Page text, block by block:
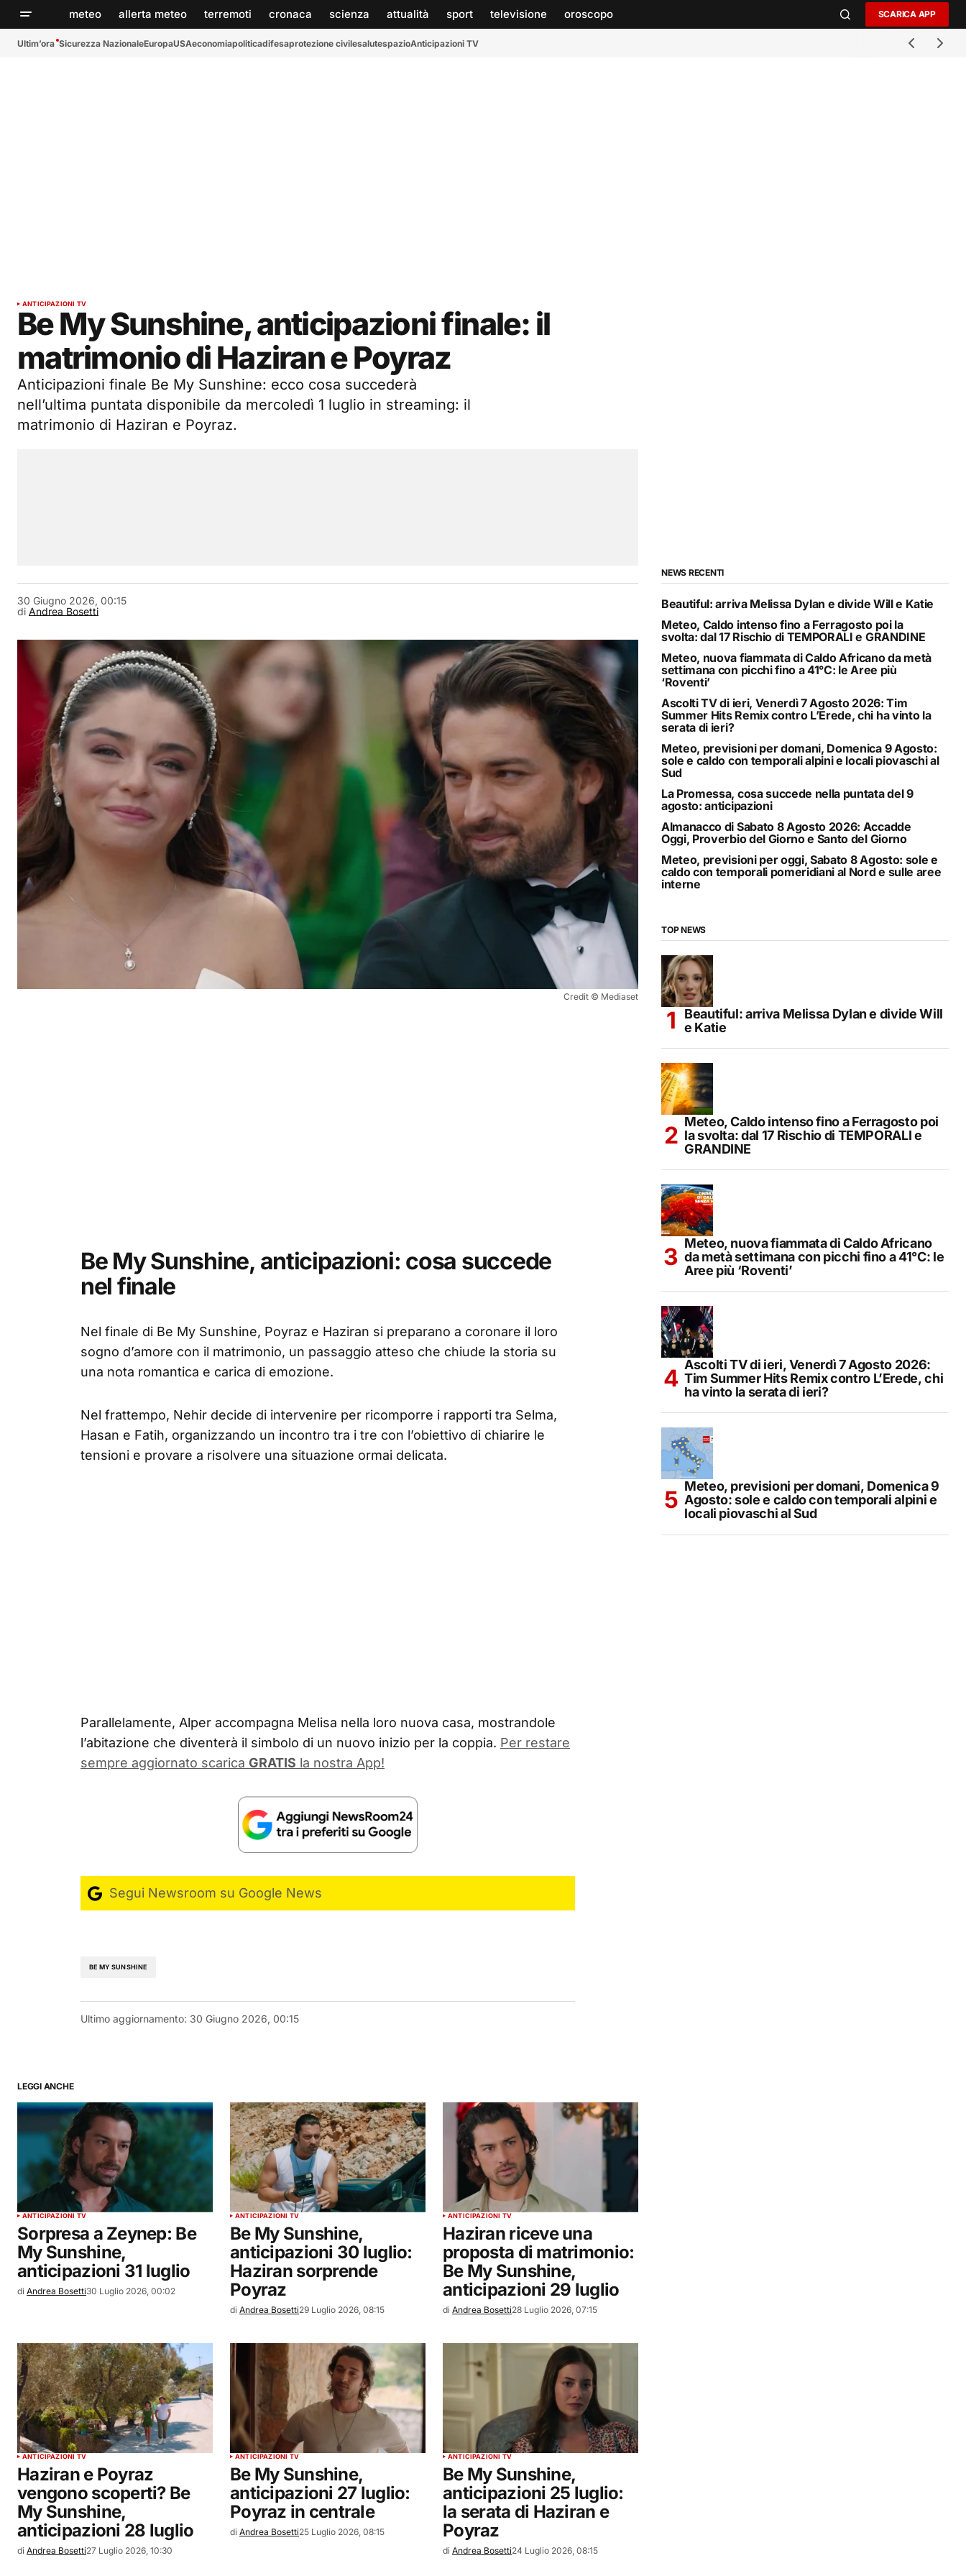
meteo allerta meteo terremoti cronaca scienza attualità sport televisione oroscopo SCARICA APP
Ultim’ora Sicurezza NazionaleEuropaUSAeconomiapoliticadifesaprotezione civilesalutespazioAnticipazioni TV
ANTICIPAZIONI TV
Be My Sunshine, anticipazioni finale: il
matrimonio di Haziran e Poyraz
Anticipazioni finale Be My Sunshine: ecco cosa succederà
nell’ultima puntata disponibile da mercoledì 1 luglio in streaming: il
matrimonio di Haziran e Poyraz.
di Andrea Bosetti
30 Giugno 2026, 00:15
Credit © Mediaset
Be My Sunshine, anticipazioni: cosa succede
nel finale
Nel finale di Be My Sunshine, Poyraz e Haziran si preparano a coronare il loro
sogno d’amore con il matrimonio, un passaggio atteso che chiude la storia su
una nota romantica e carica di emozione.
Nel frattempo, Nehir decide di intervenire per ricomporre i rapporti tra Selma,
Hasan e Fatih, organizzando un incontro tra i tre con l’obiettivo di chiarire le
tensioni e provare a risolvere una situazione ormai delicata.
Parallelamente, Alper accompagna Melisa nella loro nuova casa, mostrandole
l’abitazione che diventerà il simbolo di un nuovo inizio per la coppia. Per restare
sempre aggiornato scarica GRATIS la nostra App!
Segui Newsroom su Google News
BE MY SUNSHINE
Ultimo aggiornamento: 30 Giugno 2026, 00:15
LEGGI ANCHE
ANTICIPAZIONI TV
Sorpresa a Zeynep: Be
My Sunshine,
anticipazioni 31 luglio
di Andrea Bosetti30 Luglio 2026, 00:02
ANTICIPAZIONI TV
Be My Sunshine,
anticipazioni 30 luglio:
Haziran sorprende
Poyraz
di Andrea Bosetti29 Luglio 2026, 08:15
ANTICIPAZIONI TV
Haziran riceve una
proposta di matrimonio:
Be My Sunshine,
anticipazioni 29 luglio
di Andrea Bosetti28 Luglio 2026, 07:15
ANTICIPAZIONI TV
Haziran e Poyraz
vengono scoperti? Be
My Sunshine,
anticipazioni 28 luglio
di Andrea Bosetti27 Luglio 2026, 10:30
ANTICIPAZIONI TV
Be My Sunshine,
anticipazioni 27 luglio:
Poyraz in centrale
di Andrea Bosetti25 Luglio 2026, 08:15
ANTICIPAZIONI TV
Be My Sunshine,
anticipazioni 25 luglio:
la serata di Haziran e
Poyraz
di Andrea Bosetti24 Luglio 2026, 08:15
NEWS RECENTI
Beautiful: arriva Melissa Dylan e divide Will e Katie
Meteo, Caldo intenso fino a Ferragosto poi la
svolta: dal 17 Rischio di TEMPORALI e GRANDINE
Meteo, nuova fiammata di Caldo Africano da metà
settimana con picchi fino a 41°C: le Aree più
‘Roventi’
Ascolti TV di ieri, Venerdì 7 Agosto 2026: Tim
Summer Hits Remix contro L’Erede, chi ha vinto la
serata di ieri?
Meteo, previsioni per domani, Domenica 9 Agosto:
sole e caldo con temporali alpini e locali piovaschi al
Sud
La Promessa, cosa succede nella puntata del 9
agosto: anticipazioni
Almanacco di Sabato 8 Agosto 2026: Accadde
Oggi, Proverbio del Giorno e Santo del Giorno
Meteo, previsioni per oggi, Sabato 8 Agosto: sole e
caldo con temporali pomeridiani al Nord e sulle aree
interne
TOP NEWS
Beautiful: arriva Melissa Dylan e divide Will
e Katie
Meteo, Caldo intenso fino a Ferragosto poi
la svolta: dal 17 Rischio di TEMPORALI e
GRANDINE
Meteo, nuova fiammata di Caldo Africano
da metà settimana con picchi fino a 41°C: le
Aree più ‘Roventi’
Ascolti TV di ieri, Venerdì 7 Agosto 2026:
Tim Summer Hits Remix contro L’Erede, chi
ha vinto la serata di ieri?
Meteo, previsioni per domani, Domenica 9
Agosto: sole e caldo con temporali alpini e
locali piovaschi al Sud